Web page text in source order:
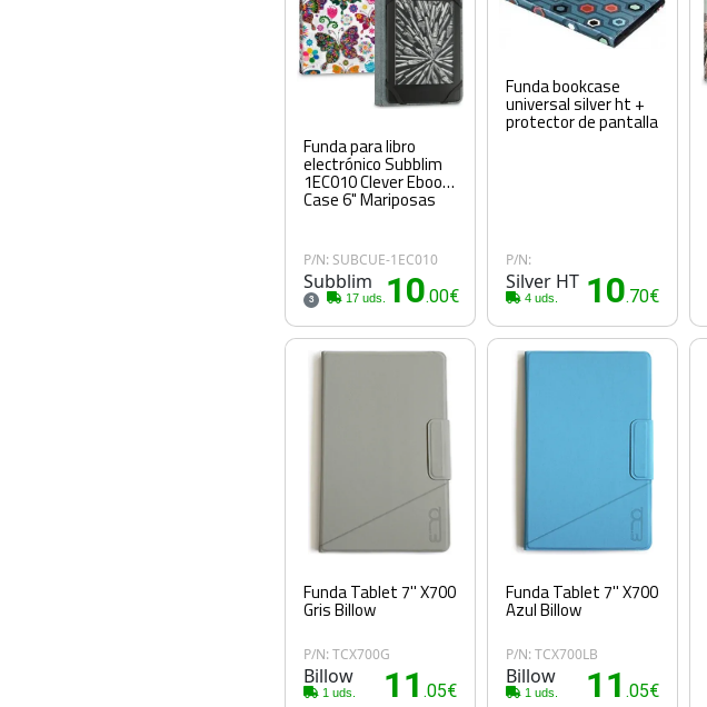
Funda para libro
electrónico Subblim
1EC010 Clever Ebook
Case 6" Mariposas
P/N: SUBCUE-1EC010
Subblim
3 17 uds. 10.00€
Funda bookcase
universal silver ht +
protector de pantalla
P/N:
Silver HT
4 uds. 10.70€
Funda Tablet 7'' X700
Gris Billow
P/N: TCX700G
Billow
1 uds. 11 .05€
Funda Tablet 7'' X700
Azul Billow
P/N: TCX700LB
Billow
1 uds. 11.05€